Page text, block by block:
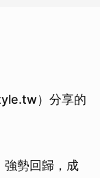
）分享的
強勢回歸，成